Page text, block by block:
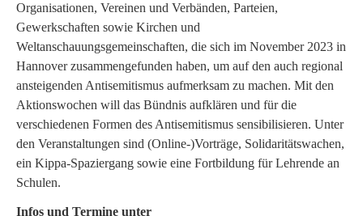
Organisationen, Vereinen und Verbänden, Parteien,
Gewerkschaften sowie Kirchen und
Weltanschauungsgemeinschaften, die sich im November 2023 in
Hannover zusammengefunden haben, um auf den auch regional
ansteigenden Antisemitismus aufmerksam zu machen. Mit den
Aktionswochen will das Bündnis aufklären und für die
verschiedenen Formen des Antisemitismus sensibilisieren. Unter
den Veranstaltungen sind (Online-)Vorträge, Solidaritätswachen,
ein Kippa-Spaziergang sowie eine Fortbildung für Lehrende an
Schulen.
Infos und Termine unter